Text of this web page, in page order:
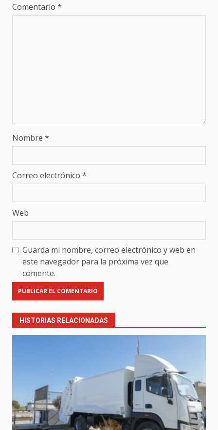
Comentario *
Nombre *
Correo electrónico *
Web
Guarda mi nombre, correo electrónico y web en
este navegador para la próxima vez que
comente.
HISTORIAS RELACIONADAS